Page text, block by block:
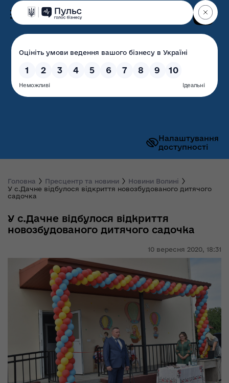
Налаштування
доступності
Волинська обласна
державна адміністрація
Головна Пресцентр та новини
Новини Волині
У с.Дачне відбулося відкриття новозбудованого дитячого
садочка
10 вересня 2020, 18:31
У с.Дачне відбулося відкриття
новозбудованого дитячого садочка